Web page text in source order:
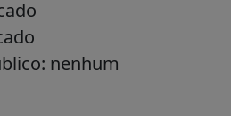
nenhum